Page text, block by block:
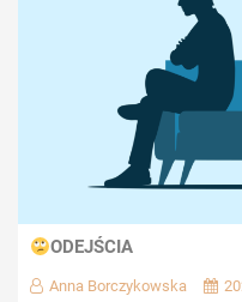
ODEJŚCIA
Anna Borczykowska